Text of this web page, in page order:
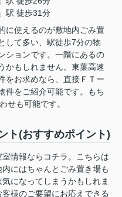
」駅 徒歩31分
に使えるのが敷地内ごみ置
して多い、駅徒歩7分の物
ションです。一階にあるの
かもしれません。東葉高速
をお求めなら、直接ＦＴー
件をご紹介可能です。もち
せも可能です。
ト(おすすめポイント)
情報ならコチラ。こちらは
にはちゃんとごみ置き場も
になってしまうかもしれま
様のご要望にお応えできる